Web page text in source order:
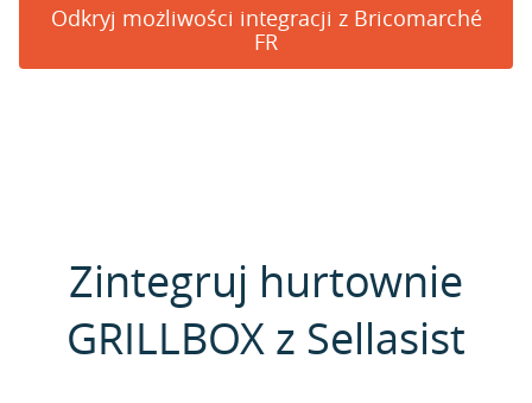
Odkryj możliwości integracji z Bricomarché
FR
Zintegruj hurtownie
GRILLBOX z Sellasist